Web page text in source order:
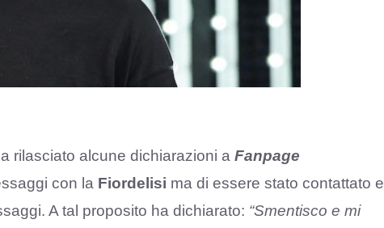
rilasciato alcune dichiarazioni a Fanpage
con la Fiordelisi ma di essere stato contattato e
A tal proposito ha dichiarato: “Smentisco e mi